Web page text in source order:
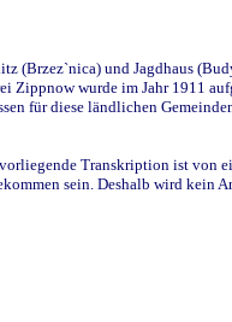
und Jagdhaus
wurde im Jahr 1911
diese ländlichen
Transkription ist von
sein. Deshalb wird kein